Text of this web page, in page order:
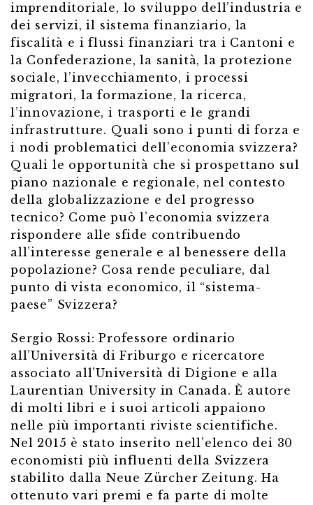
imprenditoriale, lo sviluppo dell’industria e
dei servizi, il sistema finanziario, la
fiscalità e i flussi finanziari tra i Cantoni e
la Confederazione, la sanità, la protezione
sociale, l’invecchiamento, i processi
migratori, la formazione, la ricerca,
l’innovazione, i trasporti e le grandi
infrastrutture. Quali sono i punti di forza e
i nodi problematici dell’economia svizzera?
Quali le opportunità che si prospettano sul
piano nazionale e regionale, nel contesto
della globalizzazione e del progresso
tecnico? Come può l’economia svizzera
rispondere alle sfide contribuendo
all’interesse generale e al benessere della
popolazione? Cosa rende peculiare, dal
punto di vista economico, il “sistema-
paese” Svizzera?
Sergio Rossi: Professore ordinario
all’Università di Friburgo e ricercatore
associato all’Università di Digione e alla
Laurentian University in Canada. È autore
di molti libri e i suoi articoli appaiono
nelle più importanti riviste scientifiche.
Nel 2015 è stato inserito nell’elenco dei 30
economisti più influenti della Svizzera
stabilito dalla Neue Zürcher Zeitung. Ha
ottenuto vari premi e fa parte di molte